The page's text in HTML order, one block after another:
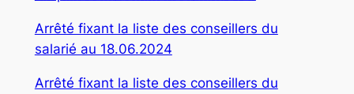
Arrêté fixant la liste des conseillers du
salarié au 18.06.2024
Arrêté fixant la liste des conseillers du